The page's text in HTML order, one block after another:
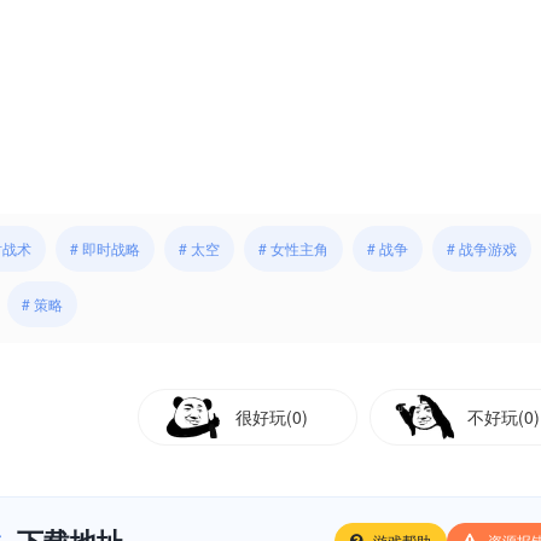
术 # 即时战略 # 太空 # 女性主角 # 战争 # 战争游戏
# 策略
很好玩(0) 不好玩(0)